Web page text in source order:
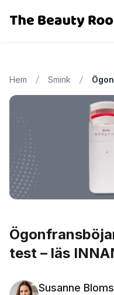
Hem Smink
test – läs
Susanne